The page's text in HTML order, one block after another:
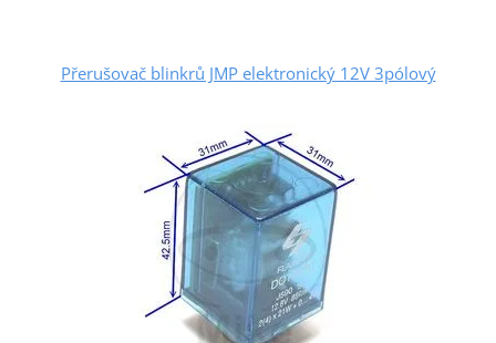
Přerušovač blinkrů JMP elektronický 12V 3pólový